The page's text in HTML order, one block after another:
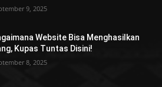
9, 2025
Website Bisa Menghasilkan
Kupas Tuntas Disini!
8, 2025